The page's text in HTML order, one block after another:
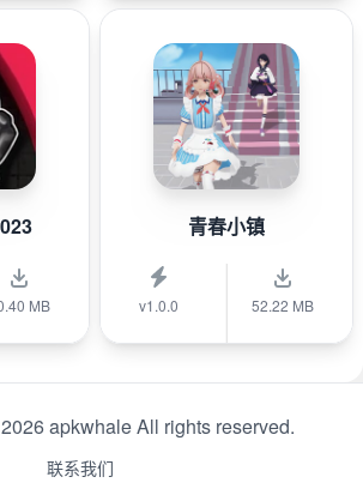
MB
青春小镇
v1.0.0 52.22 MB
apkwhale All rights reserved.
联系我们